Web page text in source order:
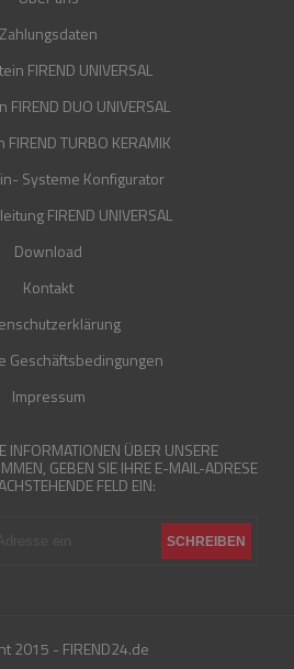
Zahlungsdaten
FIREND UNIVERSAL
DUO UNIVERSAL
TURBO KERAMIK
Systeme Konfigurator
FIREND UNIVERSAL
Download
Kontakt
Geschäftsbedingungen
Impressum
INFORMATIONEN ÜBER UNSERE
GEBEN SIE IHRE E-MAIL-ADRESE
FELD EIN:
2015 - FIREND24.de